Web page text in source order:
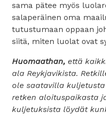
sama pätee myös
salaperäinen oma
tutustumaan oppaan
siitä, miten luolat ovat
Huomaathan, että
ala Reykjavikista.
ole saatavilla kuljetusta
retken aloituspaikasta
kuljetuksista löydät